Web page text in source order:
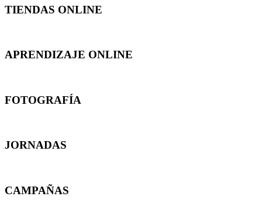
TIENDAS ONLINE
APRENDIZAJE ONLINE
FOTOGRAFÍA
JORNADAS
CAMPAÑAS